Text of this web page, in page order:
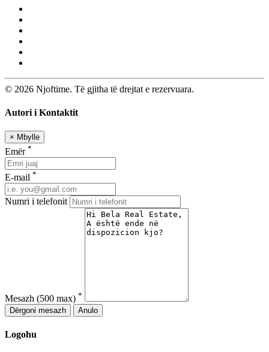
© 2026 Njoftime. Të gjitha të drejtat e rezervuara.
Autori i Kontaktit
× Mbylle
Emër *
E-mail *
Numri i telefonit
Mesazh (500 max) *
Dërgoni mesazh
Anulo
Logohu